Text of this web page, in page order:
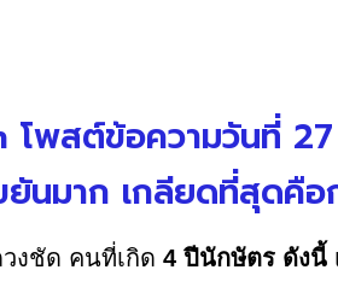
โพสต์ข้อความวันที่
นมาก เกลียดที่สุดคื
วงชัด คนที่เกิด 4 ปีนักษัตร ดังนี้